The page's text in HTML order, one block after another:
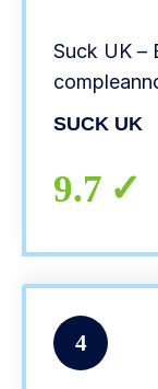
Suck UK –
SUCK UK
9.7
4